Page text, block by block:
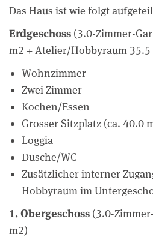
Das Haus ist wie folgt
Erdgeschoss (3.0-Zimmer-
m2 + Atelier/Hobbyraum 35.5
Wohnzimmer
Zwei Zimmer
Kochen/Essen
Grosser Sitzplatz (ca. 40.0
Loggia
Dusche/WC
Zusätzlicher interner
Hobbyraum im
1. Obergeschoss (3.0-
m2)